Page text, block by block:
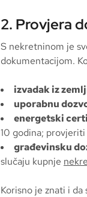
2. Provjera
S nekretninom je
dokumentacijom.
izvadak iz
uporabnu
energetski
10 godina;
građevinsku
slučaju kupnje
Korisno je znati i da